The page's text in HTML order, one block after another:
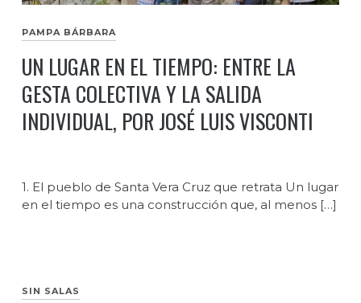
PAMPA BÁRBARA
UN LUGAR EN EL TIEMPO: ENTRE LA
GESTA COLECTIVA Y LA SALIDA
INDIVIDUAL, POR JOSÉ LUIS VISCONTI
1. El pueblo de Santa Vera Cruz que retrata Un lugar
en el tiempo es una construcción que, al menos […]
SIN SALAS